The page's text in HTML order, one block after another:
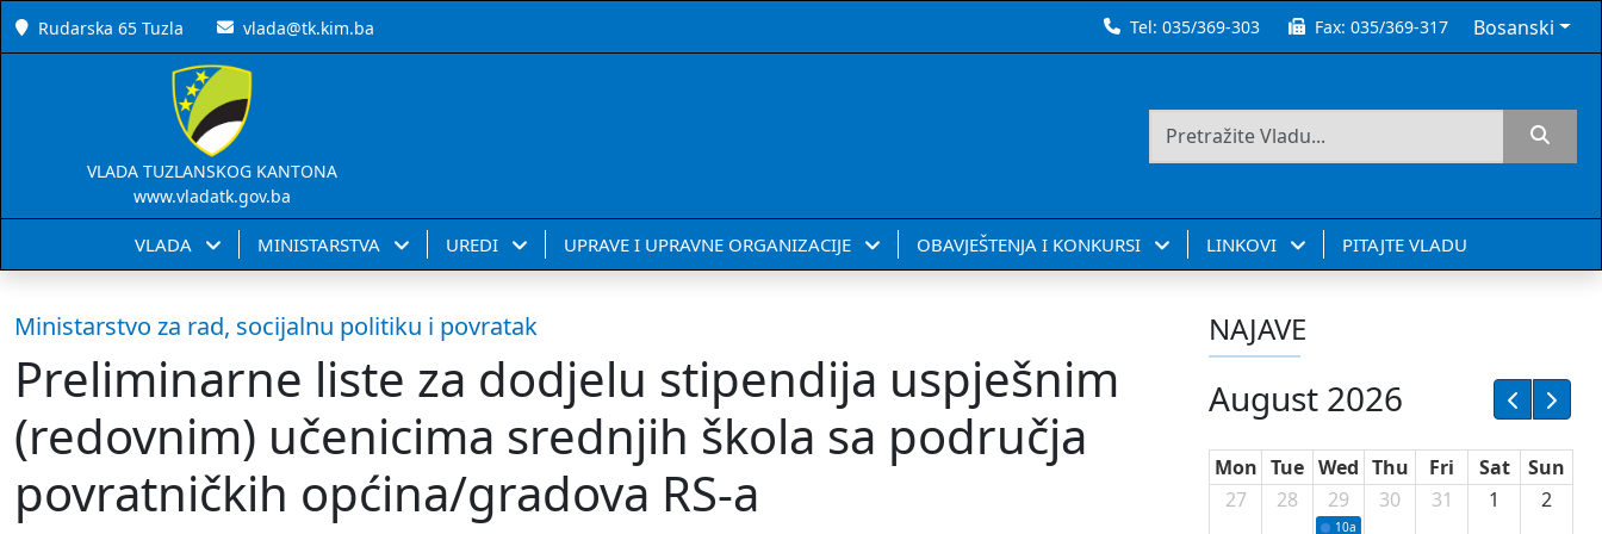
Rudarska 65 Tuzla vlada@tk.kim.ba Tel:035/369-303 Fax:035/369-317 Bosanski
VLADA TUZLANSKOG KANTONA
www.vladatk.gov.ba
VLADA MINISTARSTVA UREDI UPRAVE I UPRAVNE ORGANIZACIJE OBAVJEŠTENJA I KONKURSI LINKOVI PITAJTE VLADU
Ministarstvo za rad, socijalnu politiku i povratak
Preliminarne liste za dodjelu stipendija uspješnim
(redovnim) učenicima srednjih škola sa područja
povratničkih općina/gradova RS-a
NAJAVE
August 2026
Mon Tue Wed Thu Fri Sat
Sun
27
28 29
10a Potpisivanje ugovora sa neprofitnim
30 31 1 2